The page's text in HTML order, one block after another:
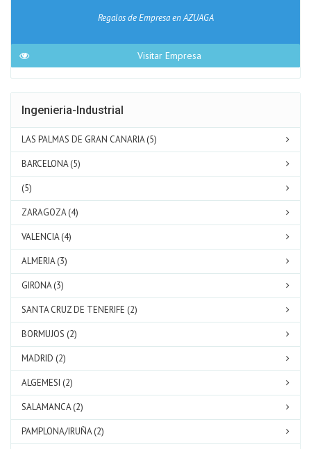
Regalos de Empresa en AZUAGA
Visitar Empresa
Ingenieria-Industrial
LAS PALMAS DE GRAN CANARIA (5)
BARCELONA (5)
(5)
ZARAGOZA (4)
VALENCIA (4)
ALMERIA (3)
GIRONA (3)
SANTA CRUZ DE TENERIFE (2)
BORMUJOS (2)
MADRID (2)
ALGEMESI (2)
SALAMANCA (2)
PAMPLONA/IRUÑA (2)